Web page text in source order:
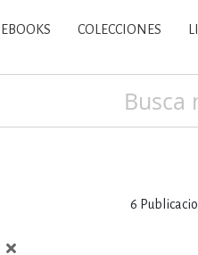
DE LA
EBOOKS COLECCIONES
6